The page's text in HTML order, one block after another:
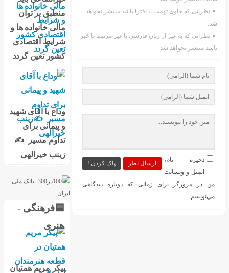
نظراتی که حاوی تهمت یا افترا باشد منتشر نخواهد
شد.
نظراتی که به غیر از زبان فارسی یا غیر مرتبط با خبر
باشد منتشر نخواهد شد.
ارسال نظر پاک کردن !
ذخیره نام،
ایمیل و وبسایت
من در مرورگر برای زمانی که دوباره دیدگاهی
می‌نویسم.
منطبق بر توان
مالی خانواده ها و
شرایط اقتصادی
کشور تعین گردد
وداع با آقای شهید
و پیمانی برای
تداوم مسیر ✍
زینب خیرالهی
🟦فرهنگی -
هنری
پیکر مریم همتیان